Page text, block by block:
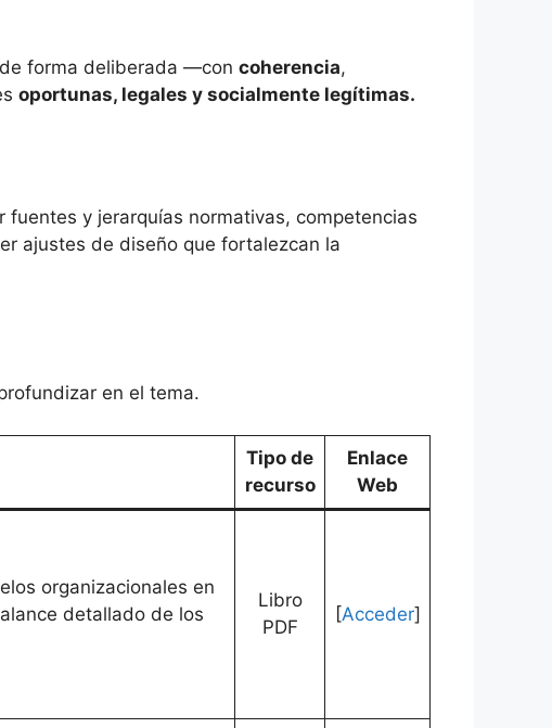
forma deliberada —con coherencia,
oportunas, legales y socialmente legítimas.
y jerarquías normativas, competencias
ajustes de diseño que fortalezcan la
en el tema.
Tipo de
recurso
Enlace
Web
organizacionales en
detallado de los
Libro
PDF
[Acceder]